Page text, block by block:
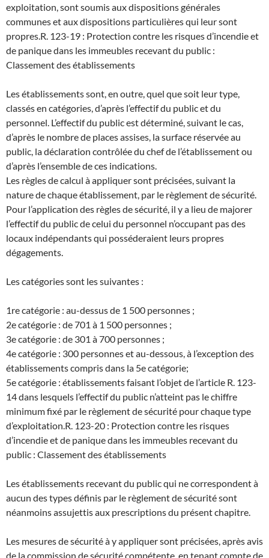
exploitation, sont soumis aux dispositions générales
communes et aux dispositions particulières qui leur sont
propres. R. 123-19 : Protection contre les risques d’incendie et
de panique dans les immeubles recevant du public :
Classement des établissements
Les établissements sont, en outre, quel que soit leur type,
classés en catégories, d’après l’effectif du public et du
personnel. L’effectif du public est déterminé, suivant le cas,
d’après le nombre de places assises, la surface réservée au
public, la déclaration contrôlée du chef de l’établissement ou
d’après l’ensemble de ces indications.
Les règles de calcul à appliquer sont précisées, suivant la
nature de chaque établissement, par le règlement de sécurité.
Pour l’application des règles de sécurité, il y a lieu de majorer
l’effectif du public de celui du personnel n’occupant pas des
locaux indépendants qui posséderaient leurs propres
dégagements.
Les catégories sont les suivantes :
1re catégorie : au-dessus de 1 500 personnes ;
2e catégorie : de 701 à 1 500 personnes ;
3e catégorie : de 301 à 700 personnes ;
4e catégorie : 300 personnes et au-dessous, à l’exception des
établissements compris dans la 5e catégorie;
5e catégorie : établissements faisant l’objet de l’article R. 123-
14 dans lesquels l’effectif du public n’atteint pas le chiffre
minimum fixé par le règlement de sécurité pour chaque type
d’exploitation. R. 123-20 : Protection contre les risques
d’incendie et de panique dans les immeubles recevant du
public : Classement des établissements
Les établissements recevant du public qui ne correspondent à
aucun des types définis par le règlement de sécurité sont
néanmoins assujettis aux prescriptions du présent chapitre.
Les mesures de sécurité à y appliquer sont précisées, après avis
de la commission de sécurité compétente, en tenant compte de